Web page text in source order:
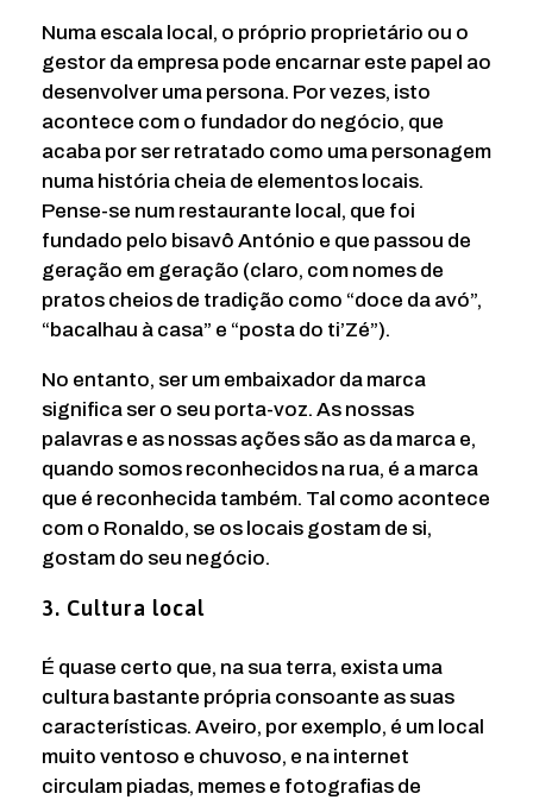
Numa escala local, o próprio proprietário ou o
gestor da empresa pode encarnar este papel ao
desenvolver uma persona. Por vezes, isto
acontece com o fundador do negócio, que
acaba por ser retratado como uma personagem
numa história cheia de elementos locais.
Pense-se num restaurante local, que foi
fundado pelo bisavô António e que passou de
geração em geração (claro, com nomes de
pratos cheios de tradição como “doce da avó”,
“bacalhau à casa” e “posta do ti’Zé”).
No entanto, ser um embaixador da marca
significa ser o seu porta-voz. As nossas
palavras e as nossas ações são as da marca e,
quando somos reconhecidos na rua, é a marca
que é reconhecida também. Tal como acontece
com o Ronaldo, se os locais gostam de si,
gostam do seu negócio.
3. Cultura local
É quase certo que, na sua terra, exista uma
cultura bastante própria consoante as suas
características. Aveiro, por exemplo, é um local
muito ventoso e chuvoso, e na internet
circulam piadas, memes e fotografias de